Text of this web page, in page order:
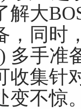
解大
，同时
多手准
收集针
变不惊。